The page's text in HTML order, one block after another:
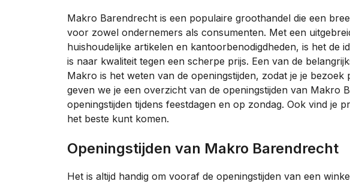
Makro Barendrecht is een populaire groothandel die een
voor zowel ondernemers als consumenten. Met een
huishoudelijke artikelen en kantoorbenodigdheden, is het de
is naar kwaliteit tegen een scherpe prijs. Een van de
Makro is het weten van de openingstijden, zodat je je
geven we je een overzicht van de openingstijden van Makro
openingstijden tijdens feestdagen en op zondag. Ook vind je
het beste kunt komen.
Openingstijden van Makro Barendrecht
Het is altijd handig om vooraf de openingstijden van een